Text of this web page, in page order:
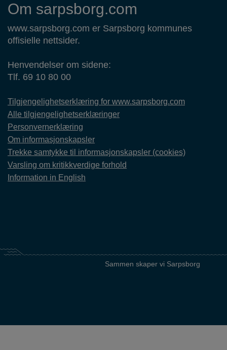
Om sarpsborg.com
www.sarpsborg.com er Sarpsborg kommunes
offisielle nettsider.
Henvendelser om sidene:
Tlf. 69 10 80 00
Tilgjengelighetserklæring for www.sarpsborg.com
Alle tilgjengelighetserklæringer
Personvernerklæring
Om informasjonskapsler
Trekke samtykke til informasjonskapsler (cookies)
Varsling om kritikkverdige forhold
Information in English
Sammen skaper vi Sarpsborg